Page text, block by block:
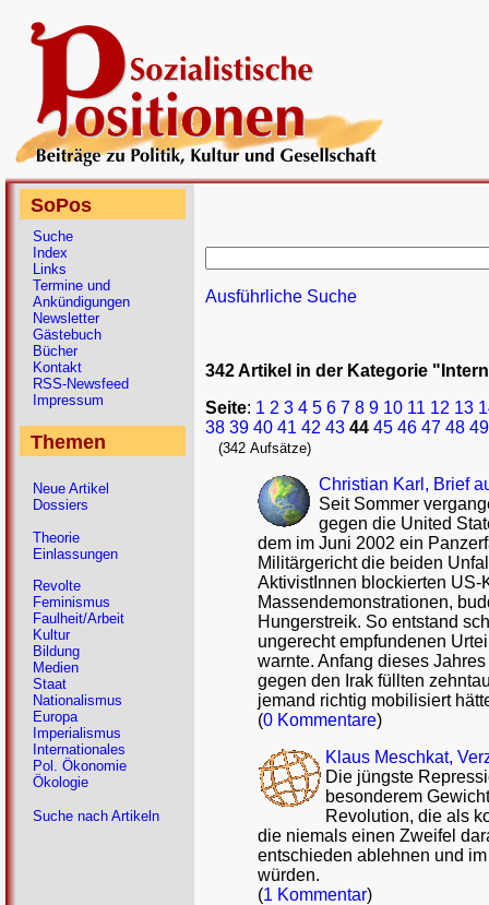
Ausführliche Suche
342 Artikel in der Kategorie
Seite: 1 2 3 4 5 6 7 8 9 10 11 12 13
38 39 40 41 42 43 44 45 46 47 48 49
(342 Aufsätze)
Christian Karl, Brief
Seit Sommer
gegen die United
dem im Juni 2002 ein
Militärgericht die beiden
AktivistInnen blockierten US-
Massendemonstrationen,
Hungerstreik. So entstand
ungerecht empfundenen
warnte. Anfang dieses
gegen den Irak füllten
jemand richtig mobilisiert
(0 Kommentare)
Klaus Meschkat,
Die jüngste
besonderem
Revolution, die als
die niemals einen Zweifel
entschieden ablehnen und
würden.
(1 Kommentar)
SoPos
Suche
Index
Links
Termine und
Ankündigungen
Newsletter
Gästebuch
Bücher
Kontakt
RSS-Newsfeed
Impressum
Themen
Neue Artikel
Dossiers
Theorie
Einlassungen
Revolte
Feminismus
Faulheit/Arbeit
Kultur
Bildung
Medien
Staat
Nationalismus
Europa
Imperialismus
Internationales
Pol. Ökonomie
Ökologie
Suche nach Artikeln